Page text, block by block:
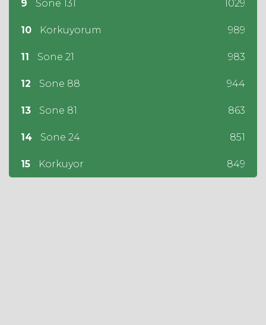
9 Sone 131 1029
10 Korkuyorum 989
11 Sone 21 983
12 Sone 88 944
13 Sone 81 863
14 Sone 24 851
15 Korkuyor 849